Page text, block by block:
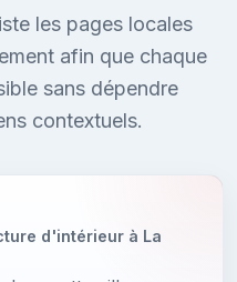
les pages locales
afin que chaque
sans dépendre
contextuels.
d'intérieur à La